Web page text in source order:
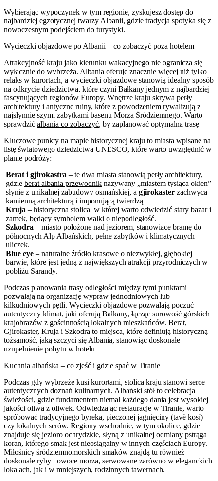
Wybierając wypoczynek w tym regionie, zyskujesz dostęp do
najbardziej egzotycznej twarzy Albanii, gdzie tradycja spotyka się z
nowoczesnym podejściem do turystyki.
Wycieczki objazdowe po Albanii – co zobaczyć poza hotelem
Atrakcyjność kraju jako kierunku wakacyjnego nie ogranicza się
wyłącznie do wybrzeża. Albania oferuje znacznie więcej niż tylko
relaks w kurortach, a wycieczki objazdowe stanowią idealny sposób
na odkrycie dziedzictwa, które czyni Bałkany jednym z najbardziej
fascynujących regionów Europy. Wnętrze kraju skrywa perły
architektury i antyczne ruiny, które z powodzeniem rywalizują z
najsłynniejszymi zabytkami basenu Morza Śródziemnego. Warto
sprawdzić albania co zobaczyć, by zaplanować optymalną trasę.
Kluczowe punkty na mapie historycznej kraju to miasta wpisane na
listę światowego dziedzictwa UNESCO, które warto uwzględnić w
planie podróży:
Berat i gjirokastra – te dwa miasta stanowią perły architektury,
gdzie berat albania przewodnik nazywany „miastem tysiąca okien”
słynie z unikalnej zabudowy osmańskiej, a gjirokaster zachwyca
kamienną architekturą i imponującą twierdzą.
Kruja – historyczna stolica, w której warto odwiedzić stary bazar i
zamek, będący symbolem walki o niepodległość.
Szkodra – miasto położone nad jeziorem, stanowiące bramę do
północnych Alp Albańskich, pełne zabytków i klimatycznych
uliczek.
Blue eye – naturalne źródło krasowe o niezwykłej, głębokiej
barwie, które jest jedną z największych atrakcji przyrodniczych w
pobliżu Sarandy.
Podczas planowania trasy odległości między tymi punktami
pozwalają na organizację wypraw jednodniowych lub
kilkudniowych pętli. Wycieczki objazdowe pozwalają poczuć
autentyczny klimat, jaki oferują Bałkany, łącząc surowość górskich
krajobrazów z gościnnością lokalnych mieszkańców. Berat,
Gjirokaster, Kruja i Szkodra to miejsca, które definiują historyczną
tożsamość, jaką szczyci się Albania, stanowiąc doskonałe
uzupełnienie pobytu w hotelu.
Kuchnia albańska – co zjeść i gdzie spać w Tiranie
Podczas gdy wybrzeże kusi kurortami, stolica kraju stanowi serce
autentycznych doznań kulinarnych. Albański stół to celebracja
świeżości, gdzie fundamentem niemal każdego dania jest wysokiej
jakości oliwa z oliwek. Odwiedzając restauracje w Tiranie, warto
spróbować tradycyjnego byreka, pieczonej jagnięciny (tavë kosi)
czy lokalnych serów. Regiony wschodnie, w tym okolice, gdzie
znajduje się jezioro ochrydzkie, słyną z unikalnej odmiany pstrąga
koran, którego smak jest nieosiągalny w innych częściach Europy.
Miłośnicy śródziemnomorskich smaków znajdą tu również
doskonałe ryby i owoce morza, serwowane zarówno w eleganckich
lokalach, jak i w mniejszych, rodzinnych tawernach.